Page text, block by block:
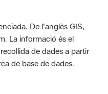
De l'anglès GIS,
La informació és el
de dades a partir
de base de dades.